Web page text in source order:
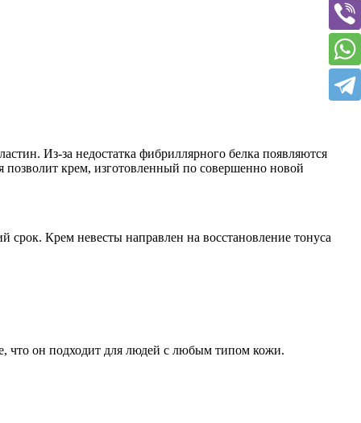
Из-за недостатка фибриллярного белка появляются
крем, изготовленный по совершенно новой
срок. Крем невесты направлен на восстановление тонуса
что он подходит для людей с любым типом кожи.